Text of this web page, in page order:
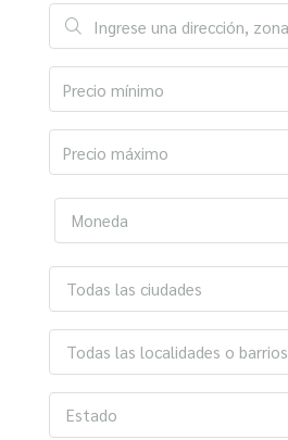
Moneda
Todas las ciudades
Todas las localidades o barrios
Estado